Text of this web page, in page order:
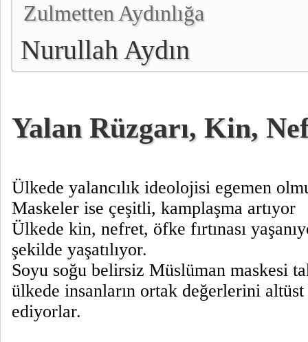
Zulmetten Aydınlığa
Nurullah Aydın
Yalan Rüzgarı, Kin,
Ülkede yalancılık ideolojisi egemen
Maskeler ise çeşitli, kamplaşma artıyor
Ülkede kin, nefret, öfke fırtınası
şekilde yaşatılıyor.
Soyu soğu belirsiz Müslüman maskesi
ülkede insanların ortak değerlerini
ediyorlar.